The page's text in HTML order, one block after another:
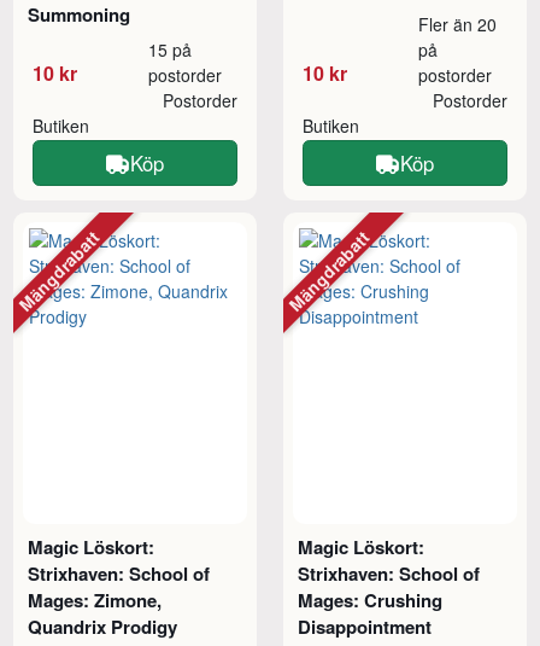
Summoning
10 kr
15 på
postorder
Butiken
Postorder
Köp
10 kr
Fler än 20
på
postorder
Butiken
Postorder
Köp
Magic Löskort:
Strixhaven: School of
Mages: Zimone,
Quandrix Prodigy
Mängdrabatt
Magic Löskort:
Strixhaven: School of
Mages: Crushing
Disappointment
Mängdrabatt